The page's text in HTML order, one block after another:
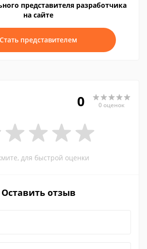
представителя разработчика
на сайте
Стать представителем
0 0 оценок
для быстрой оценки
Оставить отзыв